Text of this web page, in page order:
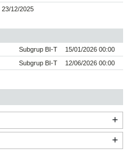
23/12/2025
Subgrup BI-T
15/01/2026 00:00
Subgrup BI-T 12/06/2026 00:00